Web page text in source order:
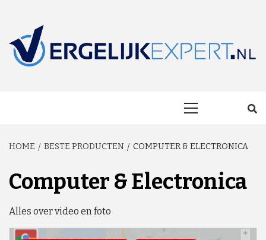
content
HOME BESTE PRODUCTEN COMPUTER & ELECTRONICA
Computer & Electronica
Alles over video en foto